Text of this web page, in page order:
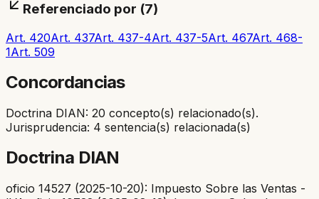
Referenciado por (7)
Art. 420Art. 437Art. 437-4Art. 437-5Art. 467Art. 468-
1Art. 509
Concordancias
Doctrina DIAN: 20 concepto(s) relacionado(s).
Jurisprudencia: 4 sentencia(s) relacionada(s)
Doctrina DIAN
oficio 14527 (2025-10-20): Impuesto Sobre las Ventas -